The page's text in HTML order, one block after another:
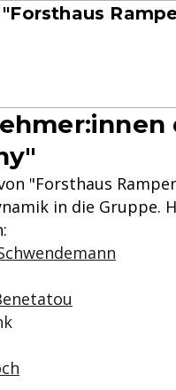
"Forsthaus
in die